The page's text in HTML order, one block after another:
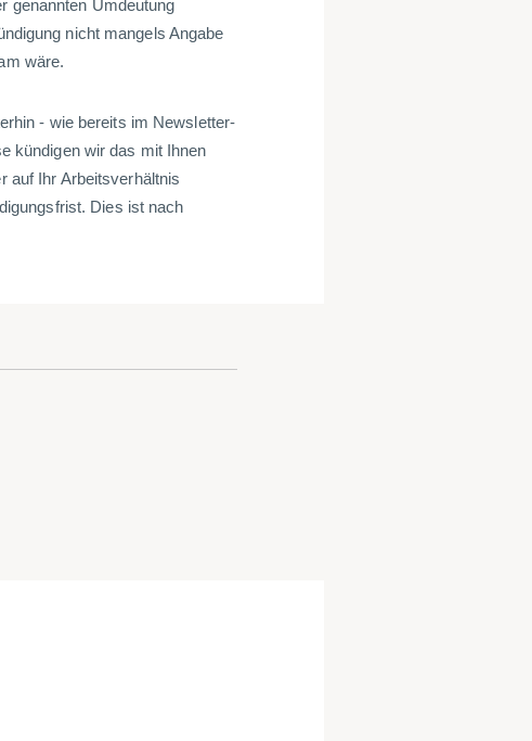
genannten Umdeutung
nicht mangels Angabe
wäre.
- wie bereits im Newsletter-
kündigen wir das mit Ihnen
auf Ihr Arbeitsverhältnis
Dies ist nach